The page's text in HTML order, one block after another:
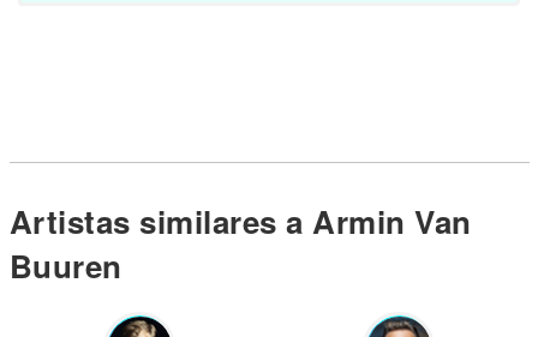
Artistas similares a Armin Van
Buuren